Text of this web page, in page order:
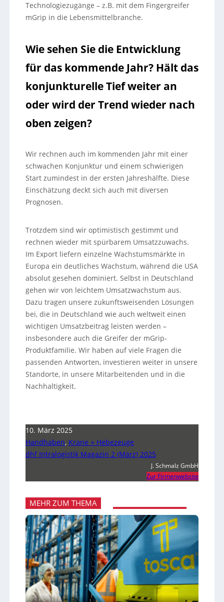
Technologiezugänge – z.B. mit dem Fingergreifer
mGrip in die Lebensmittelbranche.
Wie sehen Sie die Entwicklung
für das kommende Jahr? Hält das
konjunkturelle Tief weiter an
oder wird der Trend wieder nach
oben zeigen?
Wir rechnen auch im kommenden Jahr mit einer
schwachen Konjunktur und einem schwierigen
Start zumindest in der ersten Jahreshälfte. Diese
Einschätzung deckt sich auch mit diversen
Prognosen.
Trotzdem sind wir optimistisch gestimmt und
rechnen wieder mit spürbarem Umsatzzuwachs.
Im Export liefern einzelne Wachstumsmärkte in
Europa ein deutliches Wachstum, während die USA
absolut gesehen dominiert. Selbst in Deutschland
gehen wir von leichtem Umsatzwachstum aus.
Dazu tragen unsere zukunftsweisenden Lösungen
bei, die in Deutschland wie auch weltweit einen
wichtigen Umsatzbeitrag leisten werden –
insbesondere auch die Greifer der mGrip-
Produktfamilie. Wir haben auf viele Fragen die
passenden Antworten, investieren weiter in unsere
Standorte, in unsere Mitarbeitenden und in die
Nachhaltigkeit.
10. März 2025
Handhaben, Krane + Hebezeuge
dhf Intralogistik Magazin 2 (März) 2025
J. Schmalz GmbH
Zur Firmenwebsite
MEHR ZUM THEMA